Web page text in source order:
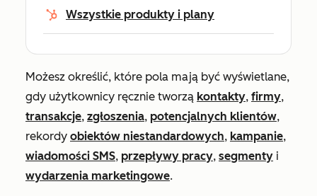
Wszystkie produkty i plany
Możesz określić, które pola mają być wyświetlane,
gdy użytkownicy ręcznie tworzą kontakty, firmy,
transakcje, zgłoszenia, potencjalnych klientów,
rekordy obiektów niestandardowych, kampanie,
wiadomości SMS, przepływy pracy, segmenty i
wydarzenia marketingowe.